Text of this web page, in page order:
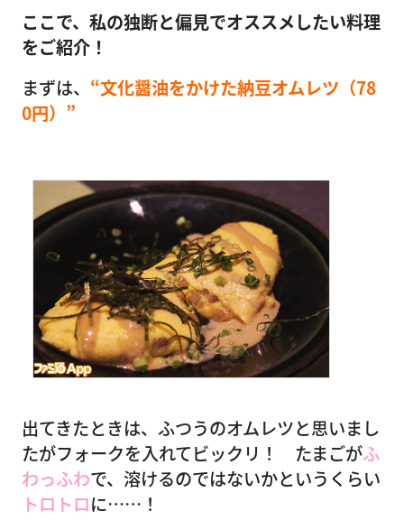
ここで、私の独断と偏見でオススメしたい料理
をご紹介！
まずは、 “文化醤油をかけた納豆オムレツ（78
0円）”
出てきたときは、ふつうのオムレツと思いまし
たがフォークを入れてビックリ！ たまごがふ
わっふわで、溶けるのではないかというくらい
トロトロに……！